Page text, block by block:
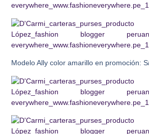
Modelo Ally color amarillo en promoción: